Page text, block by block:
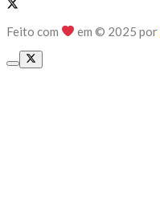
Feito com em © 2025 por